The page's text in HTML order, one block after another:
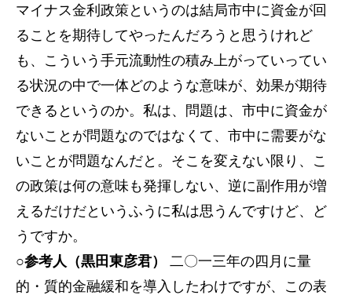
マイナス金利政策というのは結局市中に資金が回
ることを期待してやったんだろうと思うけれど
も、こういう手元流動性の積み上がっていってい
る状況の中で一体どのような意味が、効果が期待
できるというのか。私は、問題は、市中に資金が
ないことが問題なのではなくて、市中に需要がな
いことが問題なんだと。そこを変えない限り、こ
の政策は何の意味も発揮しない、逆に副作用が増
えるだけだというふうに私は思うんですけど、ど
うですか。
○参考人（黒田東彦君）
二〇一三年の四月に量
的・質的金融緩和を導入したわけですが、この表